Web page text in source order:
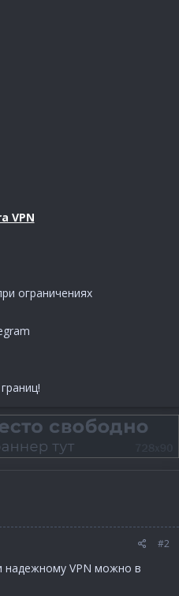
VPN
ограничениях
#2
надежному VPN можно в